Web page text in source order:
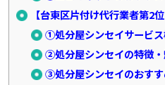
【台東区片付け代行業者第2
①処分屋シンセイサービ
②処分屋シンセイの特徴
③処分屋シンセイのおす